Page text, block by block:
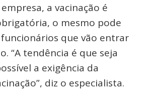
a vacinação é
o mesmo pode
que vão entrar
“A tendência é que seja
a exigência da
diz o especialista.